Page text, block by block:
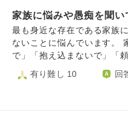
精神障害者を「醜い」と 見
ら「醜い」と思われて い
護師さんが見えたのですが
のが嫌なの？」 というご質
私はふと考えました。 「私
うな気もしてまして… ３ヶ
に誘っても「じゃあ空いて
言われてしまいそれが数ヶ
でハッキリ言わないとわか
す。 その親友はとう回しに
家族に悩みや愚痴を聞
最も身近な存在である家族
ないことに悩んでいます。
で」「抱え込まないで」「
の割には「実は困ってるこ
に強い言葉や汚い言葉を使
有り難し 10 回